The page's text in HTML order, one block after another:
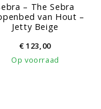
– The Sebra
van Hout –
Jetty Beige
€123,00
Op voorraad